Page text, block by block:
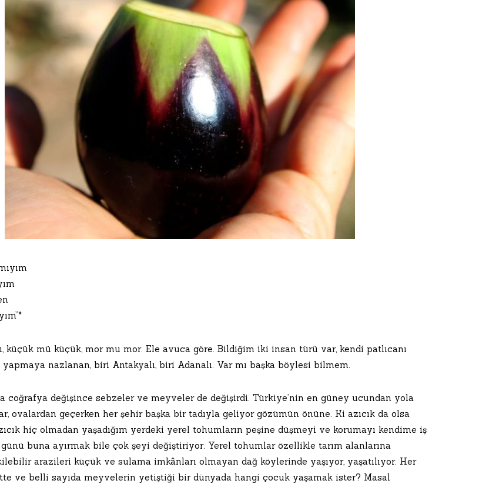
küçük mü küçük, mor mu mor. Ele avuca göre. Bildiğim iki insan türü var, kendi patlıcanı
nazlanan, biri Antakyalı, biri Adanalı. Var mı başka böylesi bilmem.
coğrafya değişince sebzeler ve meyveler de değişirdi. Türkiye’nin en güney ucundan yola
ovalardan geçerken her şehir başka bir tadıyla geliyor gözümün önüne. Ki azıcık da olsa
hiç olmadan yaşadığım yerdeki yerel tohumların peşine düşmeyi ve korumayı kendime iş
buna ayırmak bile çok şeyi değiştiriyor. Yerel tohumlar özellikle tarım alanlarına
arazileri küçük ve sulama imkânları olmayan dağ köylerinde yaşıyor, yaşatılıyor. Her
ve belli sayıda meyvelerin yetiştiği bir dünyada hangi çocuk yaşamak ister? Masal